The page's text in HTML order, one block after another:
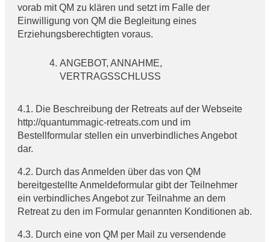
vorab mit QM zu klären und setzt im Falle der
Einwilligung von QM die Begleitung eines
Erziehungsberechtigten voraus.
ANGEBOT, ANNAHME,
VERTRAGSSCHLUSS
4.1. Die Beschreibung der Retreats auf der Webseite
http://quantummagic-retreats.com und im
Bestellformular stellen ein unverbindliches Angebot
dar.
4.2. Durch das Anmelden über das von QM
bereitgestellte Anmeldeformular gibt der Teilnehmer
ein verbindliches Angebot zur Teilnahme an dem
Retreat zu den im Formular genannten Konditionen ab.
4.3. Durch eine von QM per Mail zu versendende